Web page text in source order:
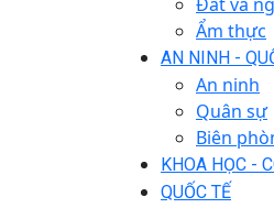
Ẩm thực
AN NINH -
An ninh
Quân sự
Biên
KHOA HỌC -
QUỐC TẾ